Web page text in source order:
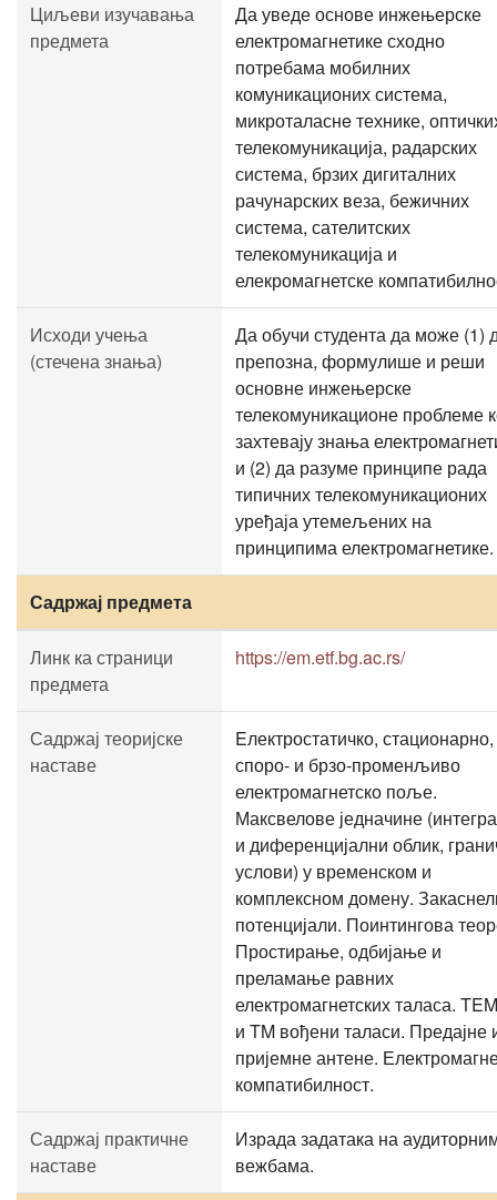
Циљеви изучавања
предмета
Да уведе основе инжењерске
електромагнетике сходно
потребама мобилних
комуникационих система,
микроталаснe технике,
телекомуникација, радарских
система, брзих дигиталних
рачунарских веза, бежичних
система, сателитских
телекомуникација и
елекромагнетске
Исходи учења
(стечена знања)
Да обучи студента да може (1)
препозна, формулише и реши
основне инжењерске
телекомуникационе проблеме
захтевају знања
и (2) да разуме принципе рада
типичних телекомуникационих
уређаја утемељених на
принципима електромагнетике.
Садржај предмета
Линк ка страници
предмета
https://em.etf.bg.ac.rs/
Садржај теоријске
наставе
Eлектростатичко, стационарно,
споро- и брзо-променљиво
електромагнетско поље.
Максвелове једначине
и диференцијални облик,
услови) у временском и
комплексном домену.
потенцијали. Поинтингова
Простирање, одбијање и
преламање равних
електромагнетских таласа.
и TM вођени таласи. Предајне
пријемне антене.
компатибилност.
Садржај практичне
наставе
Израда задатака на
вежбама.